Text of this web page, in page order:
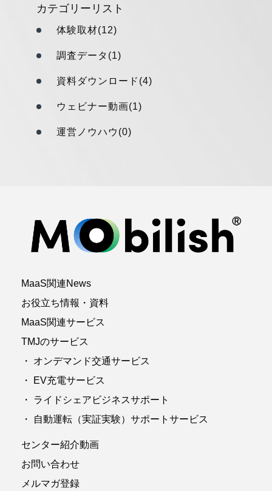
カテゴリーリスト
体験取材(12)
調査データ(1)
資料ダウンロード(4)
ウェビナー動画(1)
運営ノウハウ(0)
MaaS関連News
お役立ち情報・資料
MaaS関連サービス
TMJのサービス
・ オンデマンド交通サービス
・ EV充電サービス
・ ライドシェアビジネスサポート
・ 自動運転（実証実験）サポートサービス
センター紹介動画
お問い合わせ
メルマガ登録